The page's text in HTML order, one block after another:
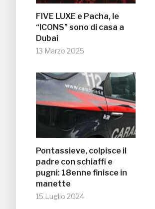
FIVE LUXE e Pacha, le
“ICONS” sono di casa a
Dubai
13 Marzo 2025
Pontassieve, colpisce il
padre con schiaffi e
pugni: 18enne finisce in
manette
15 Luglio 2024